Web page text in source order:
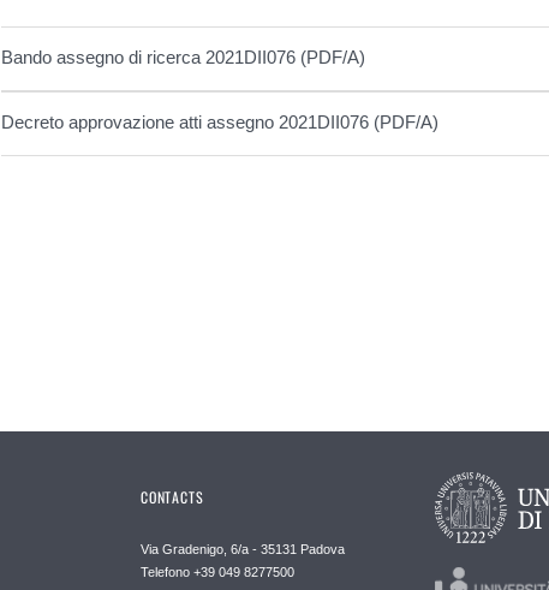
Bando assegno di ricerca 2021DII076 (PDF/A)
Decreto approvazione atti assegno 2021DII076 (PDF/A)
CONTACTS
Via Gradenigo, 6/a - 35131 Padova
Telefono +39 049 8277500